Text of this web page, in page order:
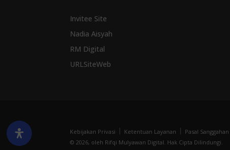
Invitee Site
Nadia Aisyah
RM Digital
URLSiteWeb
Kebijakan Privasi Ketentuan Layanan
Pasal Sanggahan
© 2026, oleh Rifqi Mulyawan Digital. Hak Cipta Dilindungi.